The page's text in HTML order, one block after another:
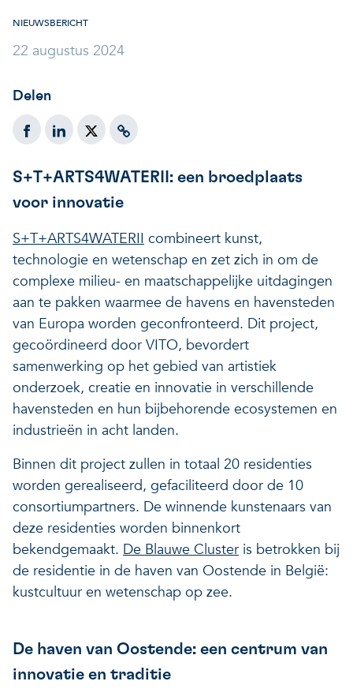
NIEUWSBERICHT
22 augustus 2024
Delen
S+T+ARTS4WATERII: een broedplaats
voor innovatie
S+T+ARTS4WATERII combineert kunst,
technologie en wetenschap en zet zich in om de
complexe milieu- en maatschappelijke uitdagingen
aan te pakken waarmee de havens en havensteden
van Europa worden geconfronteerd. Dit project,
gecoördineerd door VITO, bevordert
samenwerking op het gebied van artistiek
onderzoek, creatie en innovatie in verschillende
havensteden en hun bijbehorende ecosystemen en
industrieën in acht landen.
Binnen dit project zullen in totaal 20 residenties
worden gerealiseerd, gefaciliteerd door de 10
consortiumpartners. De winnende kunstenaars van
deze residenties worden binnenkort
bekendgemaakt. De Blauwe Cluster is betrokken bij
de residentie in de haven van Oostende in België:
kustcultuur en wetenschap op zee.
De haven van Oostende: een centrum van
innovatie en traditie